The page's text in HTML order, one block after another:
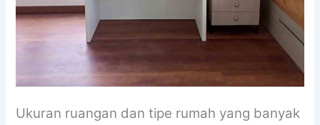
Ukuran ruangan dan tipe rumah yang banyak